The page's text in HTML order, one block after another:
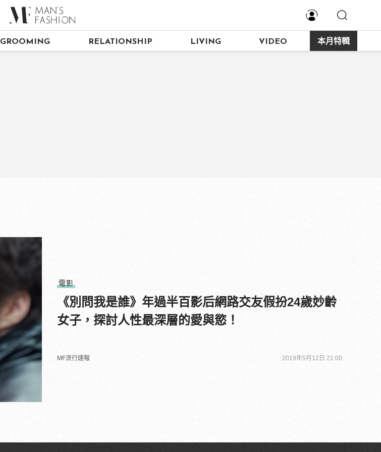
GROOMING RELATIONSHIP LIVING VIDEO 本月特輯
電影
《別問我是誰》年過半百影后網路交友假扮24歲妙齡
女子，探討人性最深層的愛與慾！
MF流行速報 2019年5月12日 21:00